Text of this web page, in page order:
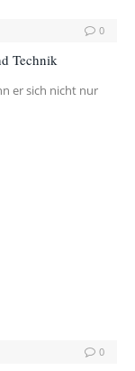
0
Technik
er sich nicht nur
0